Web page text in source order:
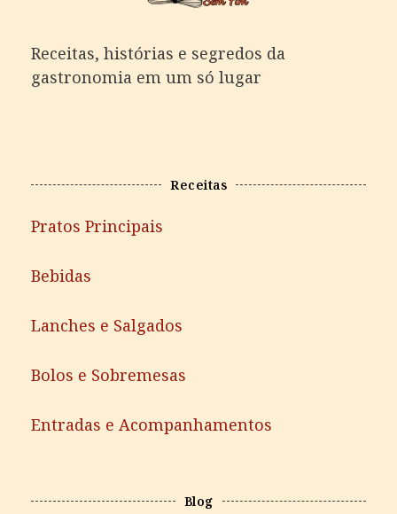
Receitas, histórias e segredos da
gastronomia em um só lugar
Receitas
Pratos Principais
Bebidas
Lanches e Salgados
Bolos e Sobremesas
Entradas e Acompanhamentos
Blog